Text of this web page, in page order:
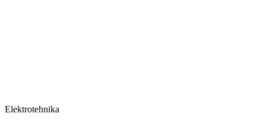
Elektrotehnika